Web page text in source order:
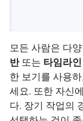
모든 사람은 다
반또는 타임라인
한 보기를 사용
세요. 또한 자신
다. 장기 작업의